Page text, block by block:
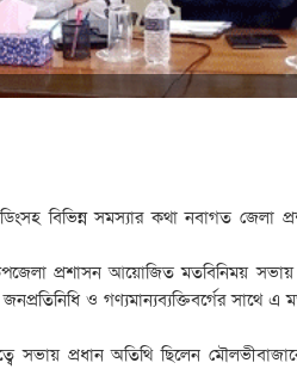
বিভিন্ন সমস্যার কথা নবাগত জেলা
প্রশাসন আয়োজিত মতবিনিময় সভায়
ও গণ্যমান্যব্যক্তিবর্গের সাথে এ
সভায় প্রধান অতিথি ছিলেন